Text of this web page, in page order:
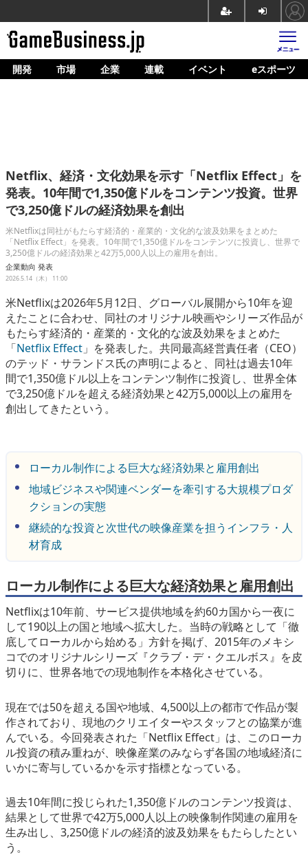
ホーム
企業動向
人材育成
産業政策
連載
eスポーツ
開発 市場 企業 連載 イベント eスポーツ
Netflix、経済・文化効果を示す「Netflix Effect」を
発表。10年間で1,350億ドルをコンテンツ投資。世界
で3,250億ドルの経済効果を創出
米Netflixは同社がもたらす経済的・産業的・文化的な波及効果をまとめた
「Netflix Effect」を発表。10年間で1,350億ドルをコンテンツに投資し、世界で
3,250億ドルの経済効果と42万5,000人以上の雇用を創出。
企業動向 発表
2026.5.14（木） 11:00
米Netflixは2026年5月12日、グローバル展開から10年を迎
えたことに合わせ、同社のオリジナル映画やシリーズ作品が
もたらす経済的・産業的・文化的な波及効果をまとめた
「Netflix Effect 」を発表した。共同最高経営責任者（CEO）
のテッド・サランドス氏の声明によると、同社は過去10年
間で1,350億ドル以上をコンテンツ制作に投資し、世界全体
で3,250億ドルを超える経済効果と42万5,000以上の雇用を
創出してきたという。
ローカル制作による巨大な経済効果と雇用創出
地域ビジネスや関連ベンダーを牽引する大規模プロダ
クションの実態
継続的な投資と次世代の映像産業を担うインフラ・人
材育成
ローカル制作による巨大な経済効果と雇用創出
Netflixは10年前、サービス提供地域を約60カ国から一夜に
して190以上の国と地域へ拡大した。当時の戦略として「徹
底してローカルから始める」方針を掲げ、2015年のメキシ
コでのオリジナルシリーズ『クラブ・デ・クエルボス』を皮
切りに、世界各地での現地制作を本格化させている。
現在では50を超える国や地域、4,500以上の都市で作品が製
作されており、現地のクリエイターやスタッフとの協業が進
んでいる。今回発表された「Netflix Effect」は、このローカ
ル投資の積み重ねが、映像産業のみならず各国の地域経済に
いかに寄与しているかを示す指標となっている。
過去10年間に投じられた1,350億ドルのコンテンツ投資は、
結果として世界で42万5,000人以上の映像制作関連の雇用を
生み出し、3,250億ドルの経済的波及効果をもたらしたとい
う。